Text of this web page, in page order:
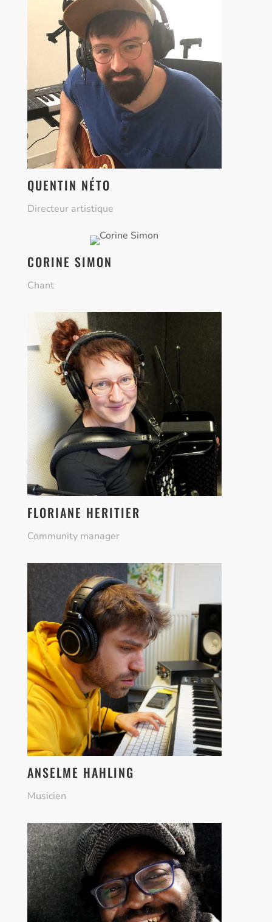
QUENTIN NÉTO
Directeur artistique
CORINE SIMON
Chant
FLORIANE HERITIER
Community manager
ANSELME HAHLING
Musicien